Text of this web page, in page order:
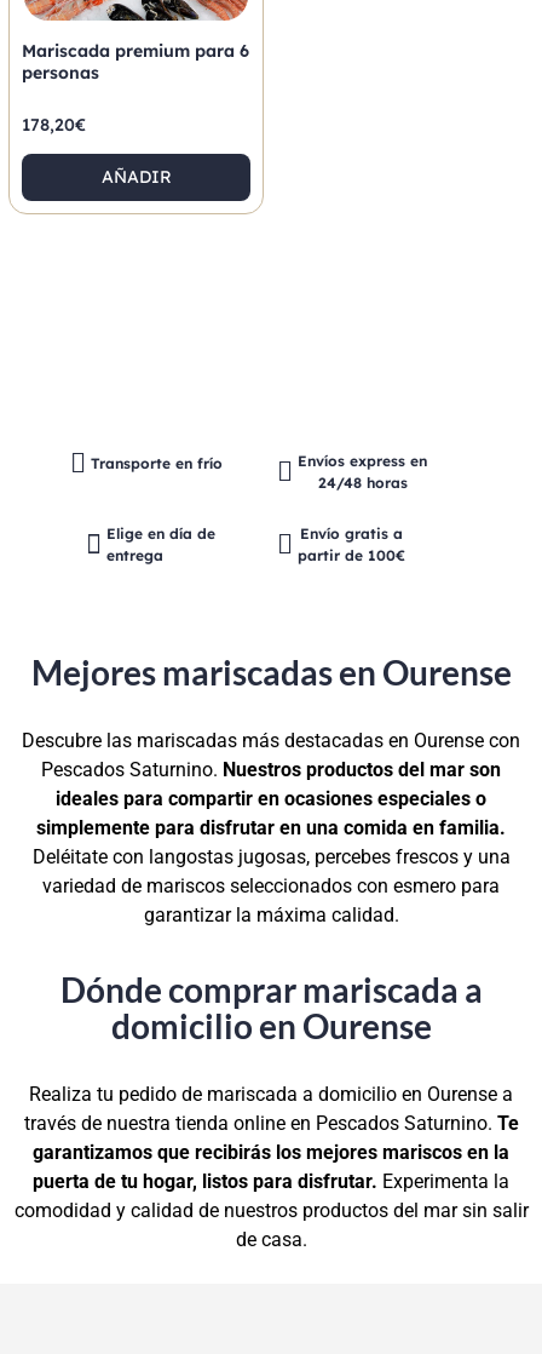
Mariscada premium para 6
personas
178,20€
AÑADIR
Transporte en frío
Envíos express en
24/48 horas
Elige en día de
entrega
Envío gratis a
partir de 100€
Mejores mariscadas en Ourense
Descubre las mariscadas más destacadas en Ourense con
Pescados Saturnino. Nuestros productos del mar son
ideales para compartir en ocasiones especiales o
simplemente para disfrutar en una comida en familia.
Deléitate con langostas jugosas, percebes frescos y una
variedad de mariscos seleccionados con esmero para
garantizar la máxima calidad.
Dónde comprar mariscada a
domicilio en Ourense
Realiza tu pedido de mariscada a domicilio en Ourense a
través de nuestra tienda online en Pescados Saturnino. Te
garantizamos que recibirás los mejores mariscos en la
puerta de tu hogar, listos para disfrutar. Experimenta la
comodidad y calidad de nuestros productos del mar sin salir
de casa.